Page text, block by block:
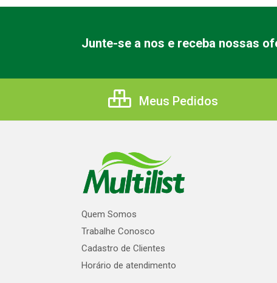
Junte-se a nos e receba nossas
Meus Pedidos
Quem Somos
Trabalhe Conosco
Cadastro de Clientes
Horário de atendimento